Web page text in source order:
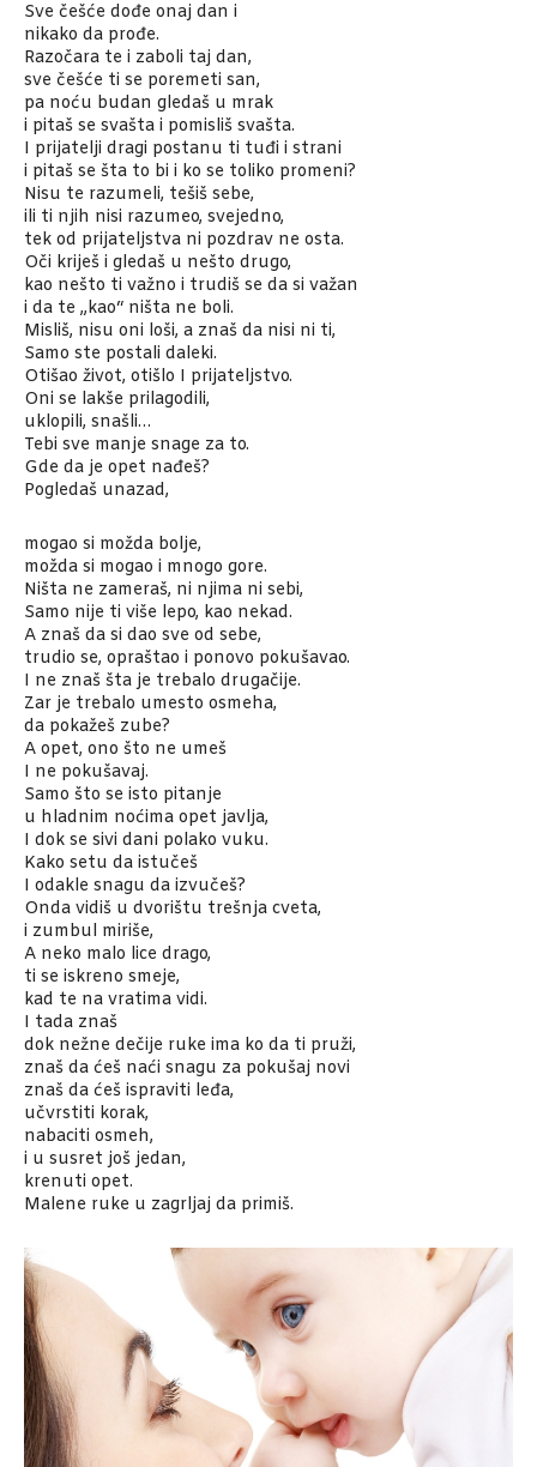
Sve češće dođe onaj dan i
nikako da prođe.
Razočara te i zaboli taj dan,
sve češće ti se poremeti san,
pa noću budan gledaš u mrak
i pitaš se svašta i pomisliš svašta.
I prijatelji dragi postanu ti tuđi i strani
i pitaš se šta to bi i ko se toliko promeni?
Nisu te razumeli, tešiš sebe,
ili ti njih nisi razumeo, svejedno,
tek od prijateljstva ni pozdrav ne osta.
Oči kriješ i gledaš u nešto drugo,
kao nešto ti važno i trudiš se da si važan
i da te „kao“ ništa ne boli.
Misliš, nisu oni loši, a znaš da nisi ni ti,
Samo ste postali daleki.
Otišao život, otišlo I prijateljstvo.
Oni se lakše prilagodili,
uklopili, snašli…
Tebi sve manje snage za to.
Gde da je opet nađeš?
Pogledaš unazad,
mogao si možda bolje,
možda si mogao i mnogo gore.
Ništa ne zameraš, ni njima ni sebi,
Samo nije ti više lepo, kao nekad.
A znaš da si dao sve od sebe,
trudio se, opraštao i ponovo pokušavao.
I ne znaš šta je trebalo drugačije.
Zar je trebalo umesto osmeha,
da pokažeš zube?
A opet, ono što ne umeš
I ne pokušavaj.
Samo što se isto pitanje
u hladnim noćima opet javlja,
I dok se sivi dani polako vuku.
Kako setu da istučeš
I odakle snagu da izvučeš?
Onda vidiš u dvorištu trešnja cveta,
i zumbul miriše,
A neko malo lice drago,
ti se iskreno smeje,
kad te na vratima vidi.
I tada znaš
dok nežne dečije ruke ima ko da ti pruži,
znaš da ćeš naći snagu za pokušaj novi
znaš da ćeš ispraviti leđa,
učvrstiti korak,
nabaciti osmeh,
i u susret još jedan,
krenuti opet.
Malene ruke u zagrljaj da primiš.